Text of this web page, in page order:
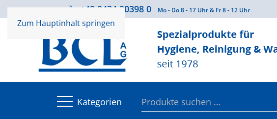
Zum Hauptinhalt springen
Beratung +49 9434 20398 0 Mo - Do 8 - 17 Uhr & Fr 8 - 12 Uhr
Kategorien
Suchen
nach: